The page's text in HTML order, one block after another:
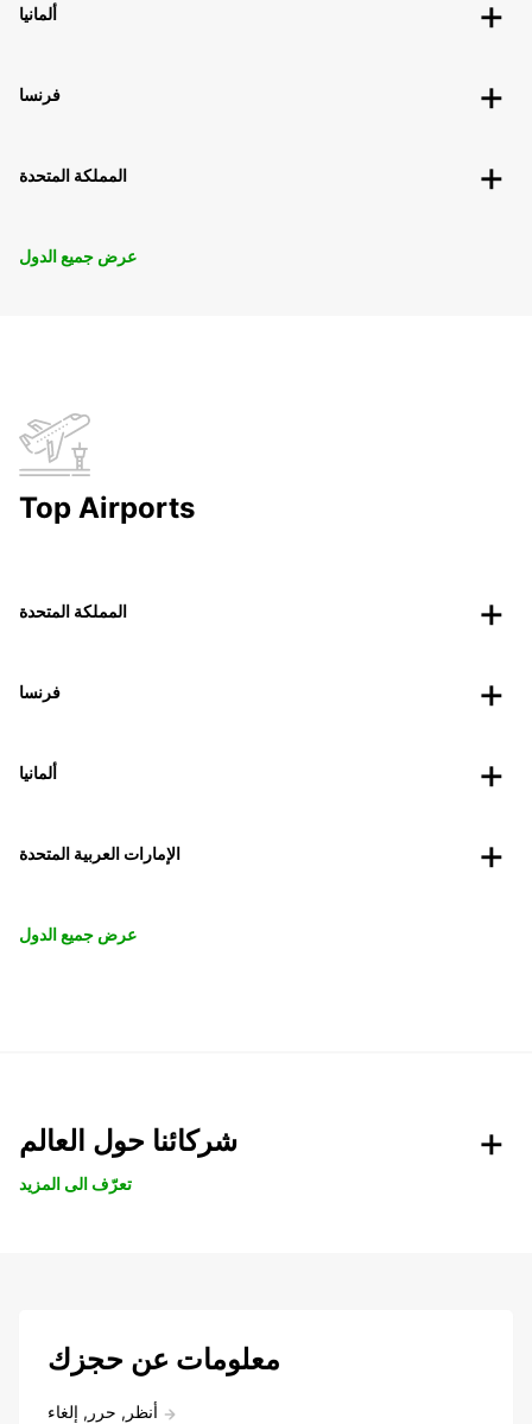
ألمانيا
فرنسا
المملكة المتحدة
عرض جميع الدول
Top Airports
المملكة المتحدة
فرنسا
ألمانيا
الإمارات العربية المتحدة
عرض جميع الدول
شركائنا حول العالم
تعرّف الى المزيد
معلومات عن حجزك
أنظر, حرر, إلغاء